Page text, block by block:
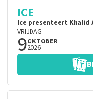
ICE
Ice presenteert Khalid
VRIJDAG
9OKTOBER
2026